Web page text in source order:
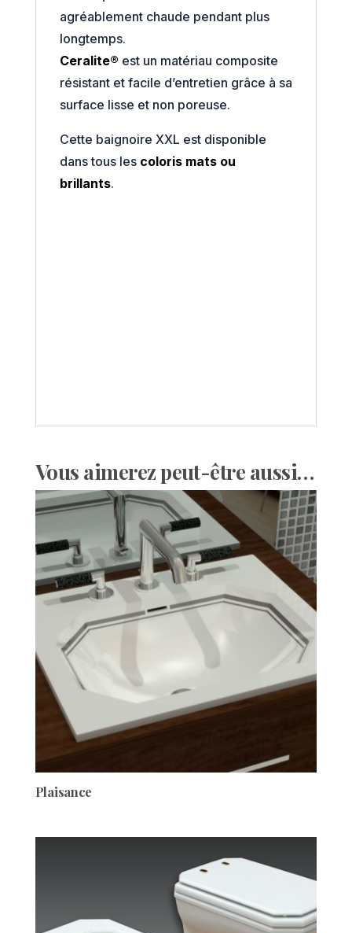
agréablement chaude pendant plus
longtemps.
Ceralite® est un matériau composite
résistant et facile d’entretien grâce à sa
surface lisse et non poreuse.
Cette baignoire XXL est disponible
dans tous les coloris mats ou
brillants.
Vous aimerez peut-être aussi…
Plaisance